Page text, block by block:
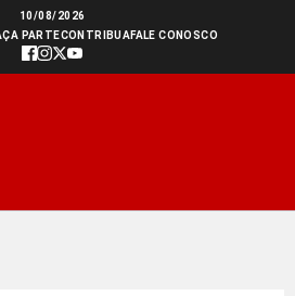
10/08/2026
PARTECONTRIBUAFALE CONOSCO